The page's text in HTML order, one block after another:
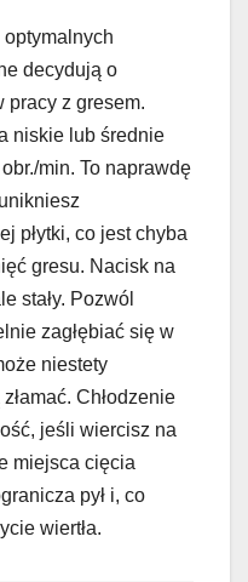
decydują o
pracy z gresem.
niskie lub średnie
min. To naprawdę
płytki, co jest chyba
gresu. Nacisk na
stały. Pozwól
zagłębiać się w
niestety
Chłodzenie
jeśli wiercisz na
miejsca cięcia
pył i, co
wiertła.